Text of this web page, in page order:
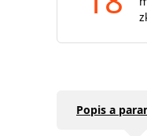
Popis a